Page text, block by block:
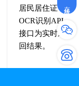
居民居住证
OCR识别API
接口为实时返
回结果。
在线咨询